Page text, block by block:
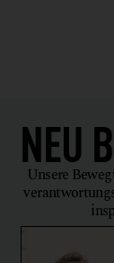
NEU
Unsere